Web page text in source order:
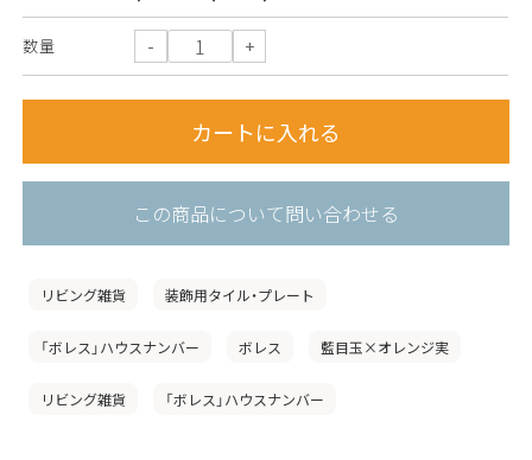
数量
この商品について問い合わせる
リビング雑貨 装飾用タイル・プレート
「ボレス」ハウスナンバー ボレス 藍目玉×オレンジ実
リビング雑貨 「ボレス」ハウスナンバー